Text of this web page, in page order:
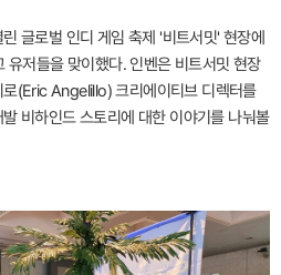
글로벌 인디 게임 축제 '비트서밋' 현장에
유저들을 맞이했다. 인벤은 비트서밋 현장
(Eric Angelillo) 크리에이티브 디렉터를
비하인드 스토리에 대한 이야기를 나눠볼